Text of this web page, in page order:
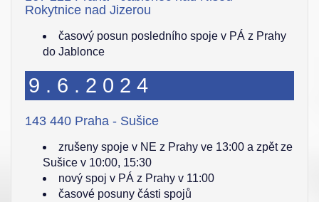
Rokytnice nad Jizerou
časový posun posledního spoje v PÁ z Prahy
do Jablonce
9.6.2024
143 440 Praha - Sušice
zrušeny spoje v NE z Prahy ve 13:00 a zpět ze
Sušice v 10:00, 15:30
nový spoj v PÁ z Prahy v 11:00
časové posuny části spojů